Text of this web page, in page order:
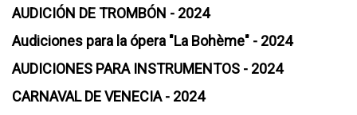
AUDICIÓN DE TROMBÓN - 2024
Audiciones para la ópera "La Bohème" - 2024
AUDICIONES PARA INSTRUMENTOS - 2024
CARNAVAL DE VENECIA - 2024